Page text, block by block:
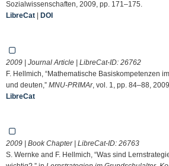
Sozialwissenschaften, 2009, pp. 171–175.
LibreCat | DOI
2009 | Journal Article | LibreCat-ID: 26762
F. Hellmich, “Mathematische Basiskompetenzen
und deuten,” MNU-PRIMAr, vol. 1, pp. 84–88, 2009.
LibreCat
2009 | Book Chapter | LibreCat-ID: 26763
S. Wernke and F. Hellmich, “Was sind